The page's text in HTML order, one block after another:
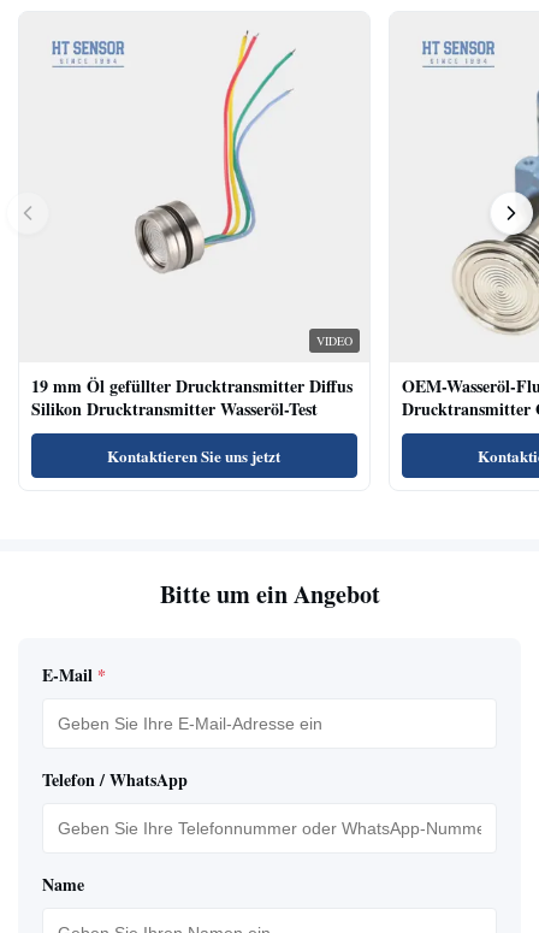
VIDEO
19 mm Öl gefüllter Drucktransmitter Diffus
Silikon Drucktransmitter Wasseröl-Test
Kontaktieren Sie uns jetzt
OEM-Wasseröl-
Drucktransmitter
Bitte um ein Angebot
E-Mail *
Telefon / WhatsApp
Name